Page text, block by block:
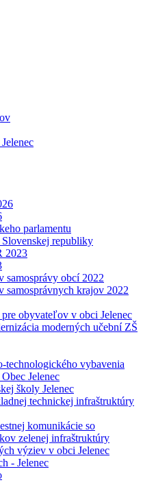
parlamentu
republiky
2023
samosprávy obcí 2022
samosprávnych krajov 2022
obyvateľov v obci Jelenec
moderných učební ZŠ
technologického vybavenia
Jelenec
školy Jelenec
technickej infraštruktúry
komunikácie so
zelenej infraštruktúry
výziev v obci Jelenec
- Jelenec